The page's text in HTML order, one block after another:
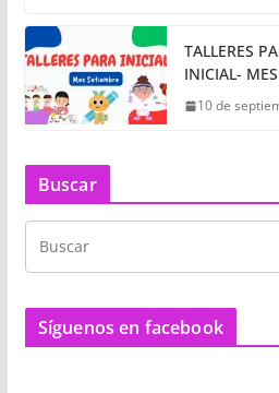
TALLERES
INICIAL-
10 de
Buscar
Síguenos en facebook